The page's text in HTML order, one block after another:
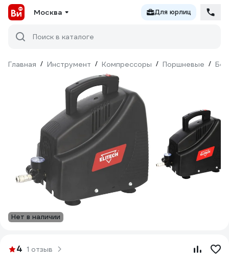
Москва Для юрлиц
Поиск в каталоге
Главная / Инструмент / Компрессоры / Поршневые /
Нет в наличии
4 1 отзыв